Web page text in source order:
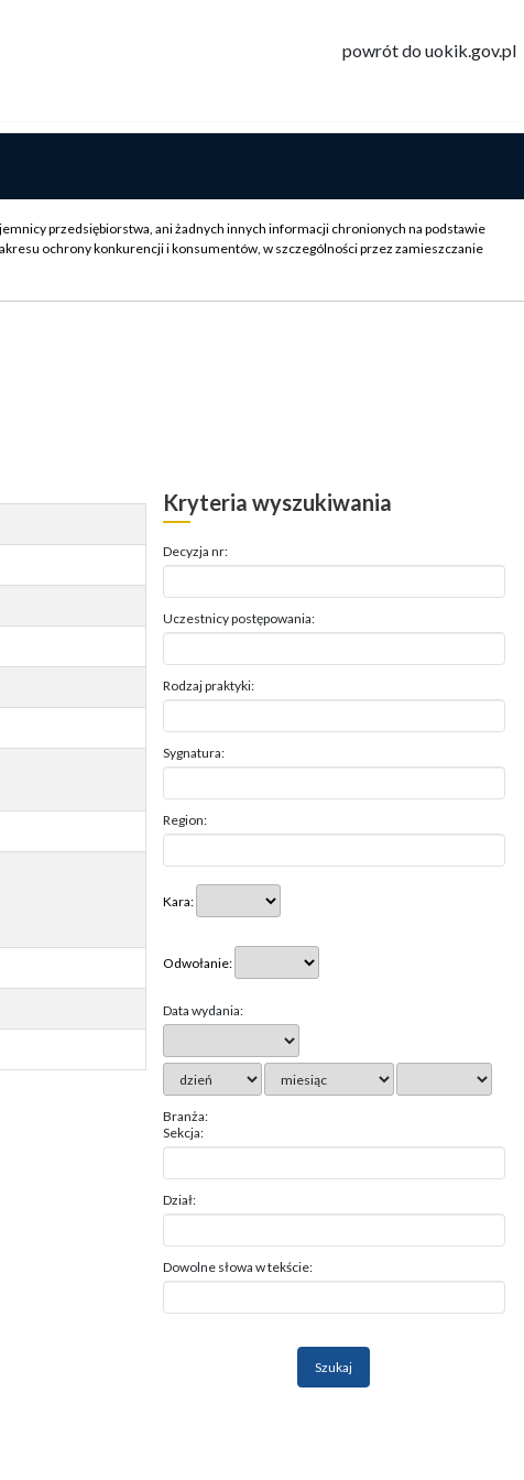
powrót do uokik.gov.pl
przedsiębiorstwa, ani żadnych innych informacji chronionych na podstawie
ochrony konkurencji i konsumentów, w szczególności przez zamieszczanie
Kryteria wyszukiwania
Decyzja nr:
Uczestnicy postępowania:
Rodzaj praktyki:
Sygnatura:
Region:
Kara:
Odwołanie:
Data wydania:
Branża:
Sekcja:
Dział:
Dowolne słowa w tekście: